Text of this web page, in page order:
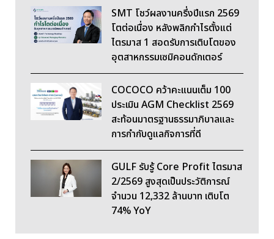
SMT โชว์ผลงานครึ่งปีแรก 2569
โตต่อเนื่อง หลังพลิกกำไรตั้งแต่
ไตรมาส 1 สอดรับการเติบโตของ
อุตสาหกรรมเซมิคอนดักเตอร์
COCOCO คว้าคะแนนเต็ม 100
ประเมิน AGM Checklist 2569
สะท้อนมาตรฐานธรรมาภิบาลและ
การกำกับดูแลกิจการที่ดี
GULF รับรู้ Core Profit ไตรมาส
2/2569 สูงสุดเป็นประวัติการณ์
จำนวน 12,332 ล้านบาท เติบโต
74% YoY